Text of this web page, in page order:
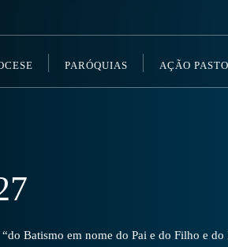
PARÓQUIAS AÇÃO
Batismo em nome do Pai e do Filho e